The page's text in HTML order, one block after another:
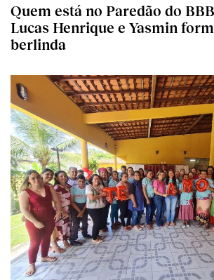
Quem está no Paredão do
Lucas Henrique e Yasmin
berlinda